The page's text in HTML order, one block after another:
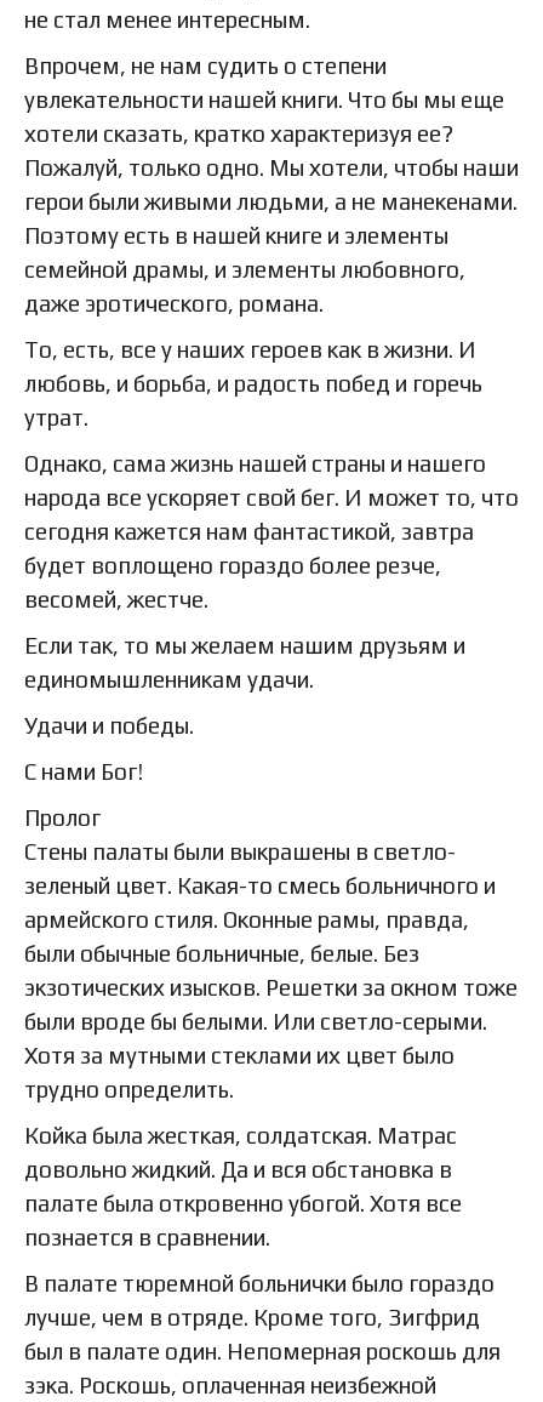
не стал менее интересным.
Впрочем, не нам судить о степени
увлекательности нашей книги. Что бы мы еще
хотели сказать, кратко характеризуя ее?
Пожалуй, только одно. Мы хотели, чтобы наши
герои были живыми людьми, а не манекенами.
Поэтому есть в нашей книге и элементы
семейной драмы, и элементы любовного,
даже эротического, романа.
То, есть, все у наших героев как в жизни. И
любовь, и борьба, и радость побед и горечь
утрат.
Однако, сама жизнь нашей страны и нашего
народа все ускоряет свой бег. И может то, что
сегодня кажется нам фантастикой, завтра
будет воплощено гораздо более резче,
весомей, жестче.
Если так, то мы желаем нашим друзьям и
единомышленникам удачи.
Удачи и победы.
С нами Бог!
Пролог
Стены палаты были выкрашены в светло-
зеленый цвет. Какая-то смесь больничного и
армейского стиля. Оконные рамы, правда,
были обычные больничные, белые. Без
экзотических изысков. Решетки за окном тоже
были вроде бы белыми. Или светло-серыми.
Хотя за мутными стеклами их цвет было
трудно определить.
Койка была жесткая, солдатская. Матрас
довольно жидкий. Да и вся обстановка в
палате была откровенно убогой. Хотя все
познается в сравнении.
В палате тюремной больнички было гораздо
лучше, чем в отряде. Кроме того, Зигфрид
был в палате один. Непомерная роскошь для
зэка. Роскошь, оплаченная неизбежной